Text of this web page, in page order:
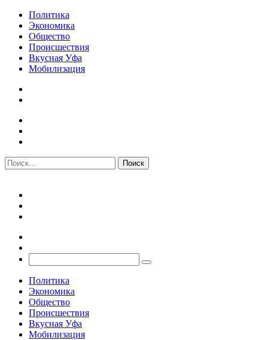
Политика
Экономика
Общество
Происшествия
Вкусная Уфа
Мобилизация
Политика
Экономика
Общество
Происшествия
Вкусная Уфа
Мобилизация